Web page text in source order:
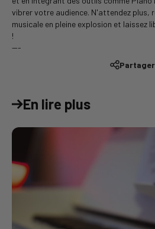
vibrer votre audience. N'attendez plus,
musicale en pleine explosion et laissez
!
---
Partager
En lire plus